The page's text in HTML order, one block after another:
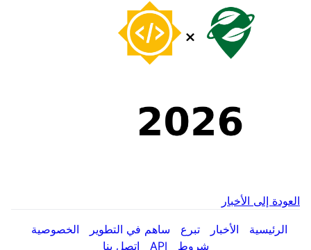
العودة إلى الأخبار
الرئيسية الأخبار تبرع ساهم في التطوير
الخصوصية
شروط
API اتصل بنا